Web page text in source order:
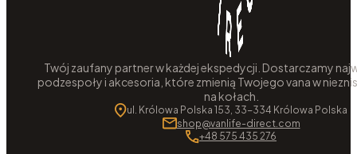
Twój zaufany partner w każdej ekspedycji. Dostarczamy
podzespoły i akcesoria, które zmienią Twojego vana w
na kołach.
ul. Królowa Polska 153, 33-334 Królowa Polska
shop@vanlife-direct.com
+48 575 435 276